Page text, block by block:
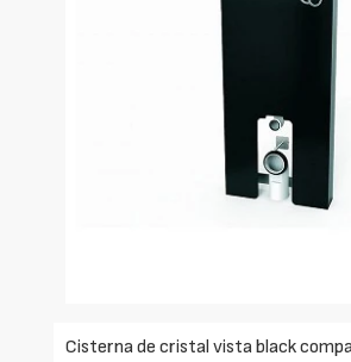
Cisterna de cristal vista black